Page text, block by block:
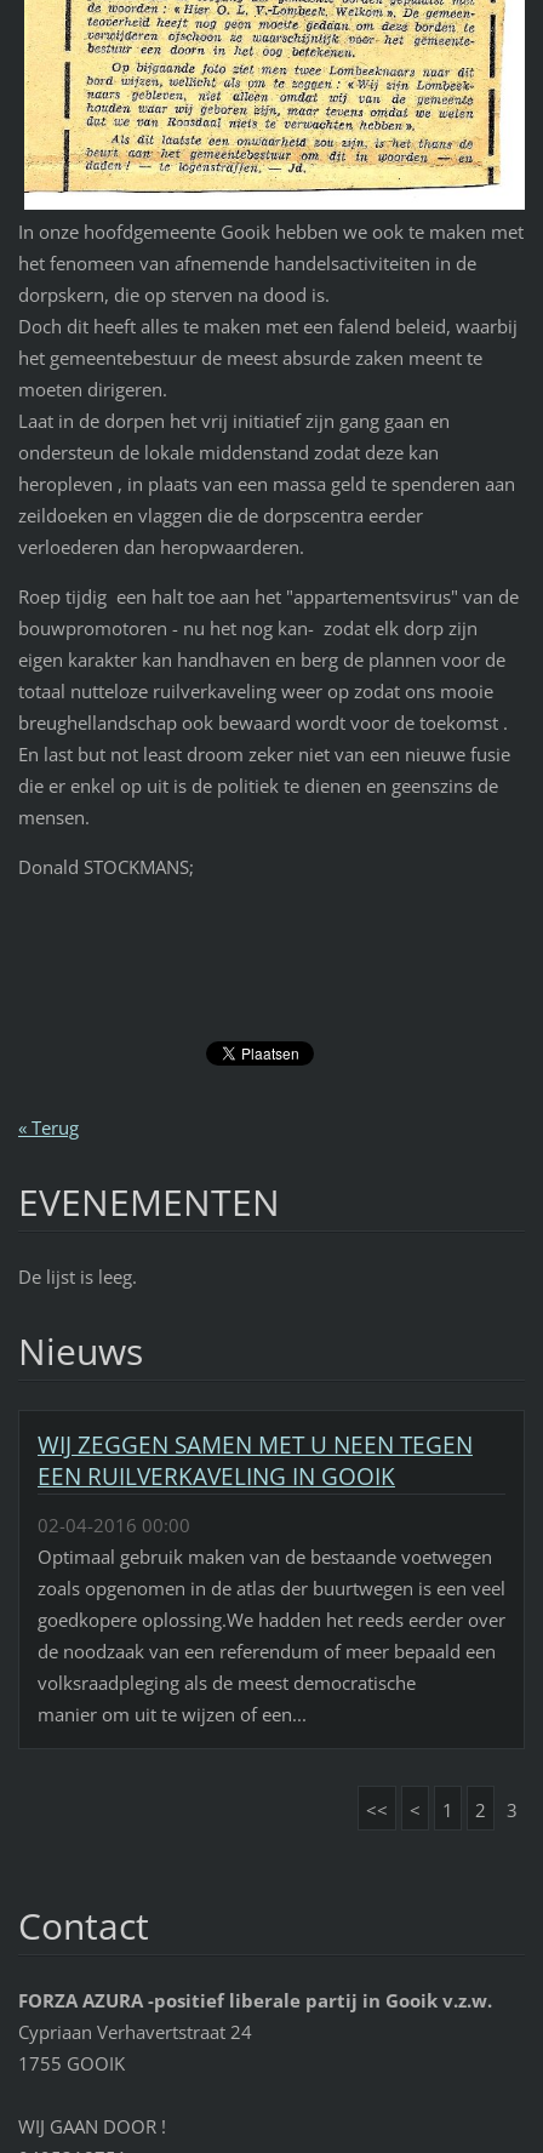
In onze hoofdgemeente Gooik hebben we ook te maken met
het fenomeen van afnemende handelsactiviteiten in de
dorpskern, die op sterven na dood is.
Doch dit heeft alles te maken met een falend beleid, waarbij
het gemeentebestuur de meest absurde zaken meent te
moeten dirigeren.
Laat in de dorpen het vrij initiatief zijn gang gaan en
ondersteun de lokale middenstand zodat deze kan
heropleven , in plaats van een massa geld te spenderen aan
zeildoeken en vlaggen die de dorpscentra eerder
verloederen dan heropwaarderen.
Roep tijdig een halt toe aan het "appartementsvirus" van de
bouwpromotoren - nu het nog kan- zodat elk dorp zijn
eigen karakter kan handhaven en berg de plannen voor de
totaal nutteloze ruilverkaveling weer op zodat ons mooie
breughellandschap ook bewaard wordt voor de toekomst .
En last but not least droom zeker niet van een nieuwe fusie
die er enkel op uit is de politiek te dienen en geenszins de
mensen.
Donald STOCKMANS;
« Terug
EVENEMENTEN
De lijst is leeg.
Nieuws
WIJ ZEGGEN SAMEN MET U NEEN TEGEN
EEN RUILVERKAVELING IN GOOIK
02-04-2016 00:00
Optimaal gebruik maken van de bestaande voetwegen
zoals opgenomen in de atlas der buurtwegen is een veel
goedkopere oplossing.We hadden het reeds eerder over
de noodzaak van een referendum of meer bepaald een
volksraadpleging als de meest democratische
manier om uit te wijzen of een...
<< < 1 2 3
Contact
FORZA AZURA -positief liberale partij in Gooik v.z.w.
Cypriaan Verhavertstraat 24
1755 GOOIK
WIJ GAAN DOOR !